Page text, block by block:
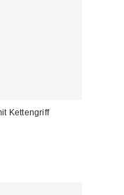
Kettengriff